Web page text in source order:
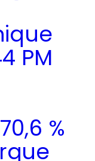
PM
%